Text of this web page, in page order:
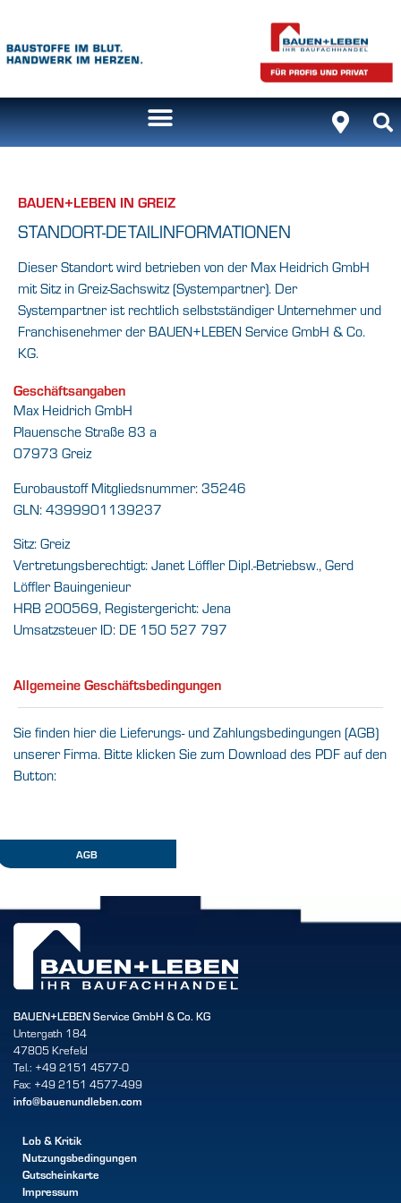
BAUEN+LEBEN IN GREIZ
STANDORT-DETAILINFORMATIONEN
Dieser Standort wird betrieben von der Max Heidrich GmbH
mit Sitz in Greiz-Sachswitz (Systempartner). Der
Systempartner ist rechtlich selbstständiger Unternehmer und
Franchisenehmer der BAUEN+LEBEN Service GmbH & Co.
KG.
Geschäftsangaben
Max Heidrich GmbH
Plauensche Straße 83 a
07973 Greiz
Eurobaustoff Mitgliedsnummer: 35246
GLN: 4399901139237
Sitz: Greiz
Vertretungsberechtigt: Janet Löffler Dipl.-Betriebsw., Gerd
Löffler Bauingenieur
HRB 200569, Registergericht: Jena
Umsatzsteuer ID: DE 150 527 797
Allgemeine Geschäftsbedingungen
Sie finden hier die Lieferungs- und Zahlungsbedingungen (AGB)
unserer Firma. Bitte klicken Sie zum Download des PDF auf den
Button:
AGB
BAUEN+LEBEN Service GmbH & Co. KG
Untergath 184
47805 Krefeld
Tel.: +49 2151 4577-0
Fax: +49 2151 4577-499
info@bauenundleben.com
Lob & Kritik
Nutzungsbedingungen
Gutscheinkarte
Impressum